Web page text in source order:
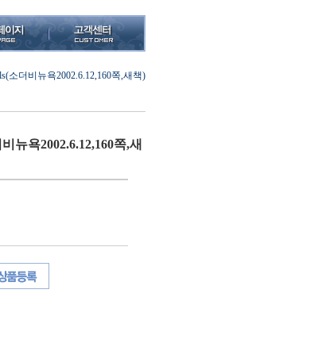
소더비뉴욕2002.6.12,160쪽,새책)
뉴욕2002.6.12,160쪽,새